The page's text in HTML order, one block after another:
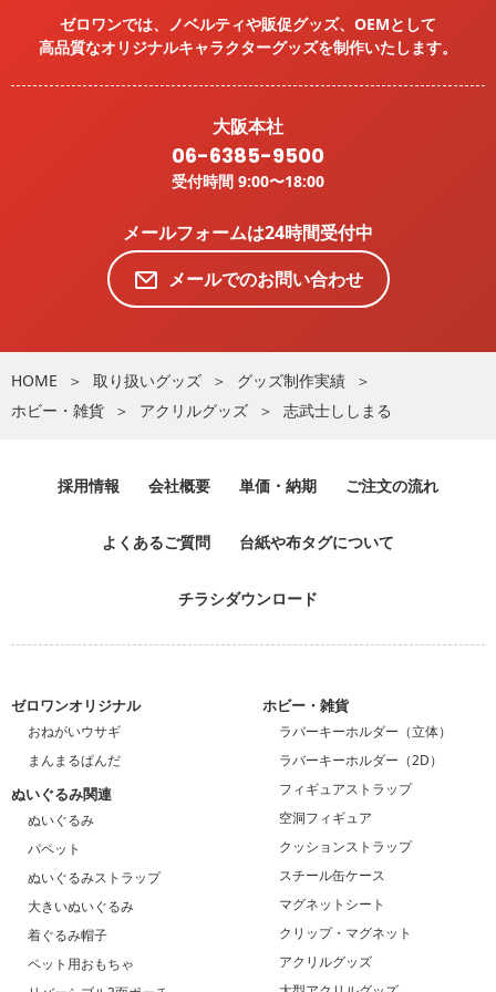
ゼロワンでは、ノベルティや販促グッズ、OEMとして
高品質なオリジナルキャラクターグッズを制作いたします。
大阪本社
06-6385-9500
受付時間 9:00〜18:00
メールフォームは24時間受付中
メールでのお問い合わせ
HOME 取り扱いグッズ
グッズ制作実績
ホビー・雑貨
アクリルグッズ 志武士ししまる
採用情報 会社概要 単価・納期 ご注文の流れ
よくあるご質問 台紙や布タグについて
チラシダウンロード
ゼロワンオリジナル
おねがいウサギ
まんまるぱんだ
ぬいぐるみ関連
ぬいぐるみ
パペット
ぬいぐるみストラップ
大きいぬいぐるみ
着ぐるみ帽子
ペット用おもちゃ
ホビー・雑貨
ラバーキーホルダー（立体）
ラバーキーホルダー（2D）
フィギュアストラップ
空洞フィギュア
クッションストラップ
スチール缶ケース
マグネットシート
クリップ・マグネット
アクリルグッズ